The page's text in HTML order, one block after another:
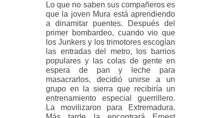
Lo que no saben sus compañeros es
que la joven Mura está aprendiendo
a dinamitar puentes. Después del
primer bombardeo, cuando vio que
los Junkers y los trimotores escogían
las entradas del metro, los barrios
populares y las colas de gente en
espera de pan y leche para
masacrarlos, decidió unirse a un
grupo en la sierra que recibiría un
entrenamiento especial guerrillero.
La movilizaron para Extremadura.